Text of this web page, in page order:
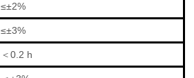
≤±2%
≤±3%
＜0.2 h